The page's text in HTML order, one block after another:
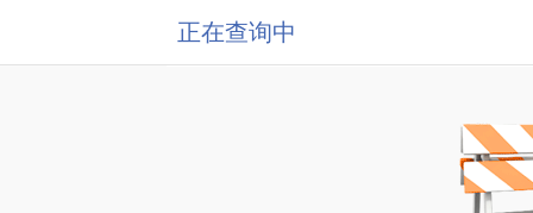
正在查询中